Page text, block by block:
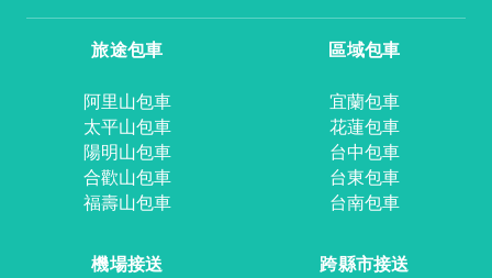
旅途包車
阿里山包車
太平山包車
陽明山包車
合歡山包車
福壽山包車
區域包車
宜蘭包車
花蓮包車
台中包車
台東包車
台南包車
機場接送 跨縣市接送